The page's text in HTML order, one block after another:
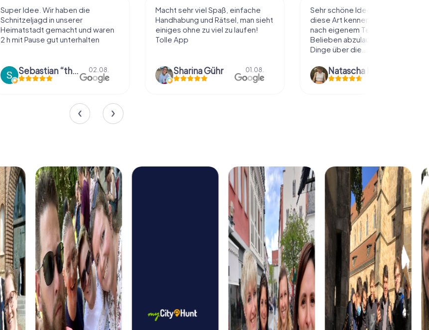
Super Idee. Wir haben die
Schnitzeljagd in unserer
Heimatstadt gemacht und waren
2 h mit Pause gut unterhalten
Sebastian “the sleeping Boxer Dog” Röhner 02.08.
Macht sehr viel Spaß, einfache
Handhabung und Rätsel, man sieht
einiges ohne zu viel zu laufen!
Tolle App
Sharina Gühr 01.08.
Sehr schöne Idee die Stadt auf
diese Art kennenzulernen. Alles
nach eigenem Tempo und
Belieben abzulaufen und dabei
Dinge über die...